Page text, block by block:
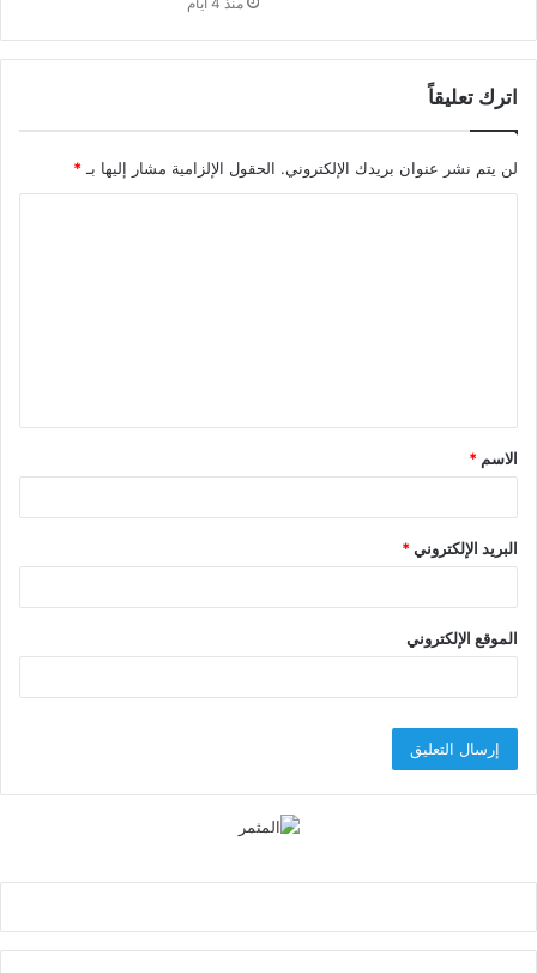
اترك تعليقاً
لن يتم نشر عنوان بريدك الإلكتروني. الحقول الإلزامية مشار إليها بـ *
ق
*
الاسم *
البريد الإلكتروني*
الموقع الإلكتروني